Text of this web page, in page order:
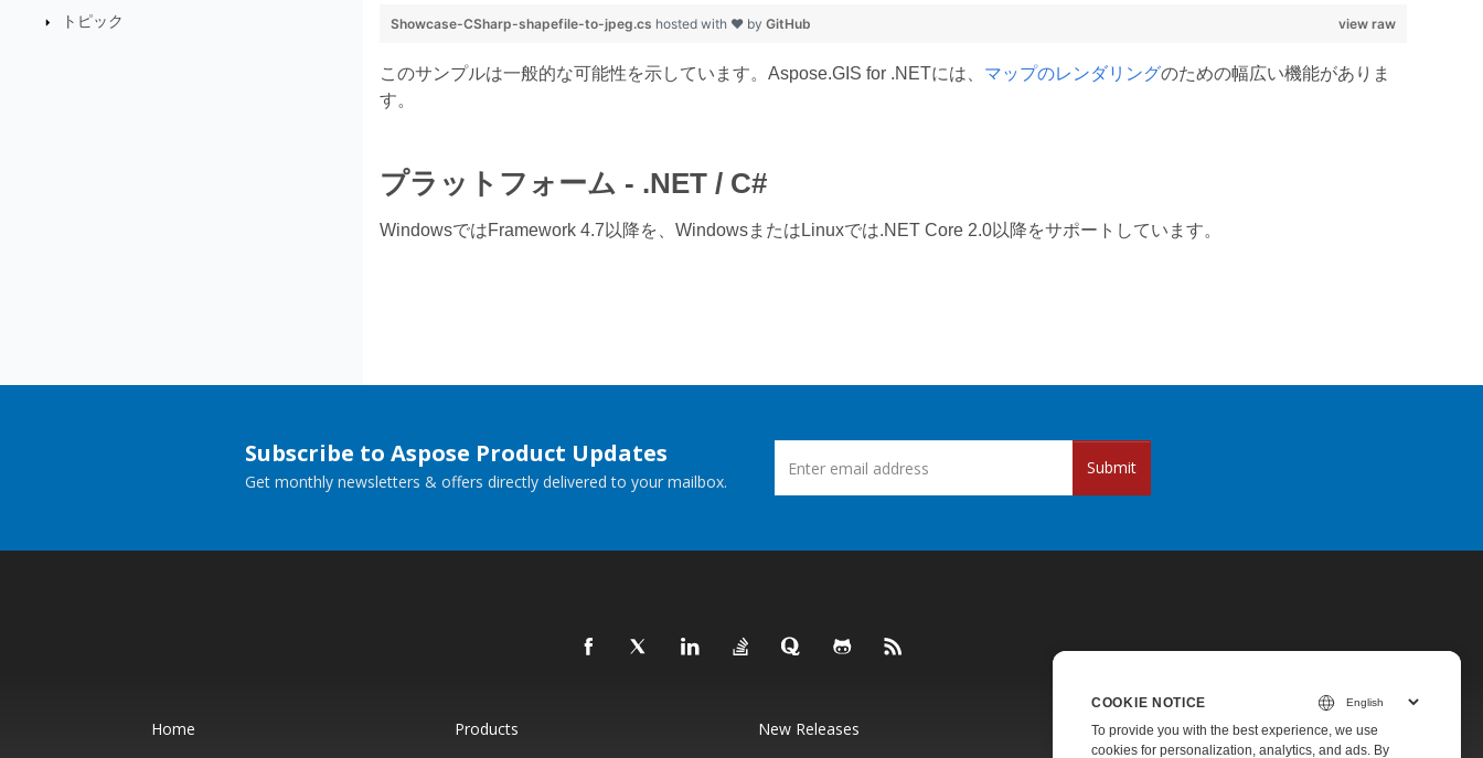
トピック
view raw
Showcase-CSharp-shapefile-to-jpeg.cs hosted with ❤ by GitHub
このサンプルは一般的な可能性を示しています。Aspose.GIS for .NETには、 マップのレンダリングのための幅広い機能がありま
す。
プラットフォーム - .NET / C#
WindowsではFramework 4.7以降を、WindowsまたはLinuxでは.NET Core 2.0以降をサポートしています。
Subscribe to Aspose Product Updates
Get monthly newsletters & offers directly delivered to your mailbox.
Submit
Home Products New Releases
Pricing
COOKIE NOTICE
To provide you with the best experience, we use
cookies for personalization, analytics, and ads. By